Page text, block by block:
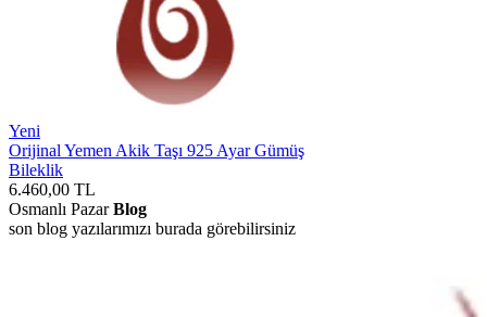
Yeni
Orijinal Yemen Akik Taşı 925 Ayar Gümüş
Bileklik
6.460,00 TL
Osmanlı PazarBlog
son blog yazılarımızı burada görebilirsiniz